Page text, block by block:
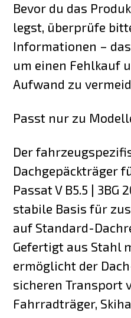
Bevor du das
legst, überprüfe
Informationen –
um einen Fehlkauf
Aufwand zu
Passt nur zu
Der
Dachgepäckträger
Passat V B5.5 | 3BG
stabile Basis für
auf Standard-
Gefertigt aus Stahl
ermöglicht der
sicheren Transport
Fahrradträger,